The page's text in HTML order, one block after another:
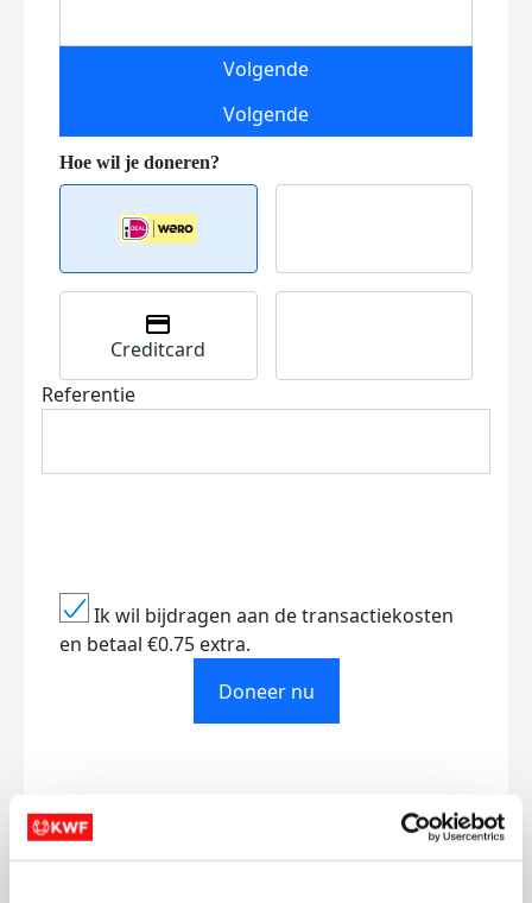
Volgende
Volgende
Creditcard
Referentie
Ik wil bijdragen aan de transactiekosten
en betaal €0.75 extra.
Doneer nu
Opgehaald
€597
Streefbedrag
€500